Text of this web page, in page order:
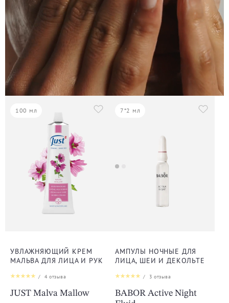
100 мл
УВЛАЖНЯЮЩИЙ КРЕМ
МАЛЬВА ДЛЯ ЛИЦА И РУК
/ 4отзыва
JUST Malva Mallow
7*2 мл
АМПУЛЫ НОЧНЫЕ ДЛЯ
ЛИЦА, ШЕИ И ДЕКОЛЬТЕ
/ 3 отзыва
BABOR Active Night